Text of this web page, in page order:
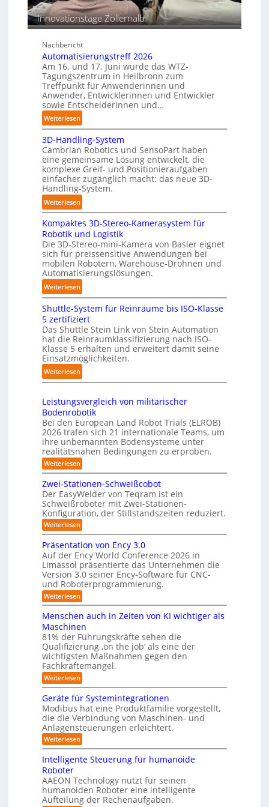
n
p
e
r
C
o
b
o
t
e
s
t
n
d
i
g
e
P
o
l
y
m
e
r
l
a
g
e
r
f
ü
r
T
a
u
c
h
r
o
b
o
t
r
Innovationstage Zollernalb
Nachbericht
Automatisierungstreff 2026
Am 16. und 17. Juni wurde das WTZ-
Tagungszentrum in Heilbronn zum
Treffpunkt für Anwenderinnen und
Anwender, Entwicklerinnen und Entwickler
sowie Entscheiderinnen und…
Weiterlesen:
A
u
t
o
m
a
t
i
s
i
e
r
u
n
g
s
t
r
e
f
f
2
0
6
3D-Handling-System
Cambrian Robotics und SensoPart haben
eine gemeinsame Lösung entwickelt, die
komplexe Greif- und Positionieraufgaben
einfacher zugänglich macht: das neue 3D-
Handling-System.
Weiterlesen:
3
D
-
H
a
n
d
l
n
g
-
S
y
s
t
m
Kompaktes 3D-Stereo-Kamerasystem für
Robotik und Logistik
Die 3D-Stereo-mini-Kamera von Basler eignet
sich für preissensitive Anwendungen bei
mobilen Robotern, Warehouse-Drohnen und
Automatisierungslösungen.
Weiterlesen:
K
o
m
p
a
k
t
e
3
D
-
S
t
e
r
e
o
-
K
a
m
e
r
a
s
y
s
t
e
m
f
ü
r
R
o
b
o
t
i
u
d
L
Shuttle-System für Reinräume bis ISO-Klasse
5 zertifiziert
Das Shuttle Stein Link von Stein Automation
hat die Reinraumklassifizierung nach ISO-
Klasse 5 erhalten und erweitert damit seine
Einsatzmöglichkeiten.
Weiterlesen:
S
u
t
t
l
e
-
S
y
s
t
e
m
f
ü
r
R
e
i
r
ä
u
m
e
b
i
s
I
S
O
-
K
a
s
s
Leistungsvergleich von militärischer
Bodenrobotik
Bei den European Land Robot Trials (ELROB)
2026 trafen sich 21 internationale Teams, um
ihre unbemannten Bodensysteme unter
realitätsnahen Bedingungen zu erproben.
Weiterlesen:
L
e
i
s
t
u
n
g
s
v
e
r
g
l
e
i
c
h
v
o
n
m
i
l
i
t
ä
r
i
s
c
h
e
r
B
o
e
n
r
Zwei-Stationen-Schweißcobot
Der EasyWelder von Teqram ist ein
Schweißroboter mit Zwei-Stationen-
Konfiguration, der Stillstandszeiten reduziert.
Weiterlesen:
Z
w
e
i
-
S
t
a
t
i
o
n
e
n
-
S
c
h
w
i
ß
c
o
b
o
t
Präsentation von Ency 3.0
Auf der Ency World Conference 2026 in
Limassol präsentierte das Unternehmen die
Version 3.0 seiner Ency-Software für CNC-
und Roboterprogrammierung.
Weiterlesen:
P
ä
s
e
n
t
a
t
i
o
n
v
o
n
E
n
c
y
3
0
Menschen auch in Zeiten von KI wichtiger als
Maschinen
81% der Führungskräfte sehen die
Qualifizierung ‚on the job‘ als eine der
wichtigsten Maßnahmen gegen den
Fachkräftemangel.
Weiterlesen:
M
n
s
c
h
e
n
u
h
i
n
Z
Geräte für Systemintegrationen
Modibus hat eine Produktfamilie vorgestellt,
die die Verbindung von Maschinen- und
Anlagensteuerungen erleichtert.
Weiterlesen:
G
e
r
t
e
f
Intelligente Steuerung für humanoide
Roboter
AAEON Technology nutzt für seinen
humanoiden Roboter eine intelligente
Aufteilung der Rechenaufgaben.